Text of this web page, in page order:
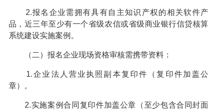
2.报名企业需拥有具有自主知识产权的相关软件产
品，近三年至少有一个省级农信或省级商业银行信贷核算
系统建设实施案例。
（二）报名企业现场资格审核需携带资料：
1.企业法人营业执照副本复印件（复印件加盖公
章）。
2.实施案例合同复印件加盖公章（至少包含合同封面